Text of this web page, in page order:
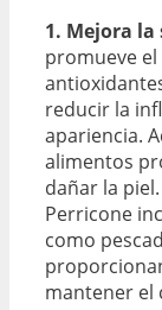
1. Mejora la
promueve
reducir la
apariencia.
alimentos
dañar la piel.
Perricone
como
mantener el